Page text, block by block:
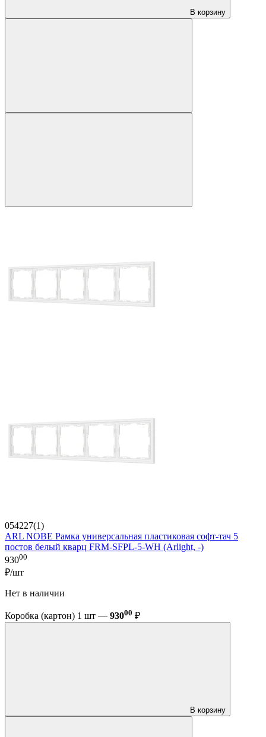
В корзину
054227(1)
ARL NOBE Рамка универсальная пластиковая софт-тач 5
постов белый кварц FRM-SFPL-5-WH (Arlight, -)
93000
₽/шт
Нет в наличии
Коробка (картон) 1 шт — 93000 ₽
В корзину